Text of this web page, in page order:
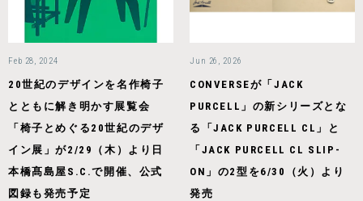
Feb 28, 2024
20世紀のデザインを名作椅子
とともに解き明かす展覧会
「椅子とめぐる20世紀のデザ
イン展」が2/29（木）より日
本橋髙島屋S.C.で開催、公式
図録も発売予定
Jun 26, 2026
CONVERSEが「JACK
PURCELL」の新シリーズとな
る「JACK PURCELL CL」と
「JACK PURCELL CL SLIP-
ON」の2型を6/30（火）より
発売